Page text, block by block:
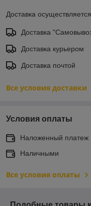
Доставка
Доставка
Доставка курьером
Доставка почтой
Все условия доставки
Условия оплаты
Наложенный платеж
Наличными
Все условия оплаты